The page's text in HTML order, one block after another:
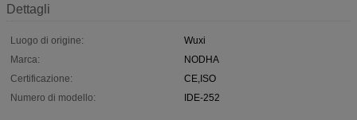
Dettagli
Luogo di origine:
Wuxi
Marca:
NODHA
Certificazione:
CE,ISO
Numero di modello:
IDE-252